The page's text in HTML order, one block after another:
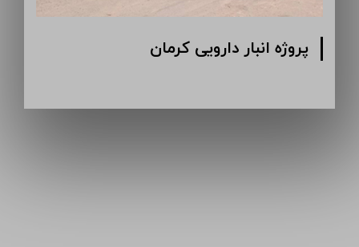
پروژه انبار دارویی کرمان